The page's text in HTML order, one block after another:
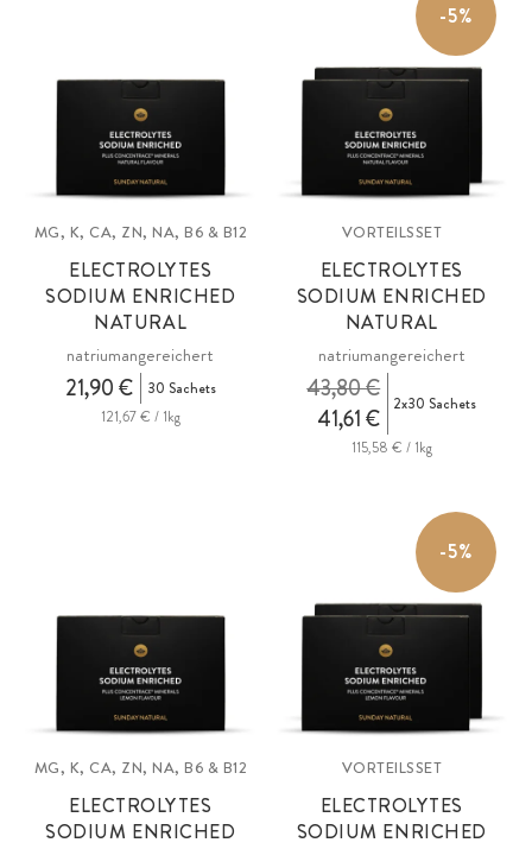
MG, K, CA, ZN, NA, B6 & B12
ELECTROLYTES
SODIUM ENRICHED
NATURAL
natriumangereichert
21,90 €
30 Sachets
121,67 € / 1kg
-5%
VORTEILSSET
ELECTROLYTES
SODIUM ENRICHED
NATURAL
natriumangereichert
41,61 €
43,80 € 2x30 Sachets
115,58 € / 1kg
MG, K, CA, ZN, NA, B6 & B12
ELECTROLYTES
SODIUM ENRICHED
-5%
VORTEILSSET
ELECTROLYTES
SODIUM ENRICHED